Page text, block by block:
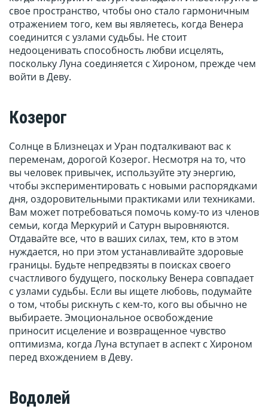
свое пространство, чтобы оно стало гармоничным
отражением того, кем вы являетесь, когда Венера
соединится с узлами судьбы. Не стоит
недооценивать способность любви исцелять,
поскольку Луна соединяется с Хироном, прежде чем
войти в Деву.
Козерог
Солнце в Близнецах и Уран подталкивают вас к
переменам, дорогой Козерог. Несмотря на то, что
вы человек привычек, используйте эту энергию,
чтобы экспериментировать с новыми распорядками
дня, оздоровительными практиками или техниками.
Вам может потребоваться помочь кому-то из членов
семьи, когда Меркурий и Сатурн выровняются.
Отдавайте все, что в ваших силах, тем, кто в этом
нуждается, но при этом устанавливайте здоровые
границы. Будьте непредвзяты в поисках своего
счастливого будущего, поскольку Венера совпадает
с узлами судьбы. Если вы ищете любовь, подумайте
о том, чтобы рискнуть с кем-то, кого вы обычно не
выбираете. Эмоциональное освобождение
приносит исцеление и возвращенное чувство
оптимизма, когда Луна вступает в аспект с Хироном
перед вхождением в Деву.
Водолей